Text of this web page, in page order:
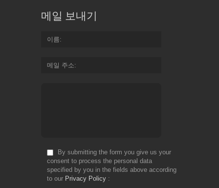
메일 보내기
이름
메일 주소
By submitting the form you give us your
consent to process the personal data
specified by you in the fields above according
to our Privacy Policy